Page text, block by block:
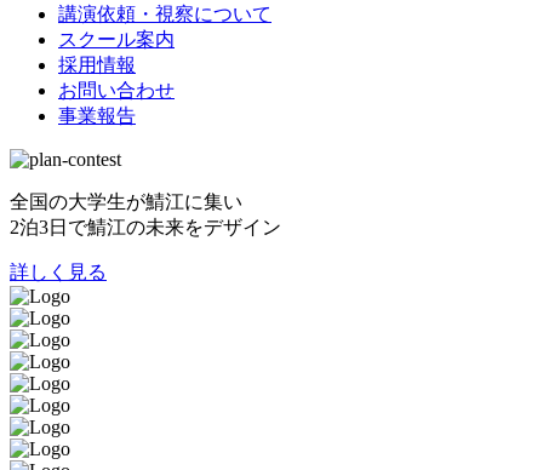
講演依頼・視察について
スクール案内
採用情報
お問い合わせ
事業報告
全国の大学生が鯖江に集い
2泊3日で鯖江の未来をデザイン
詳しく見る